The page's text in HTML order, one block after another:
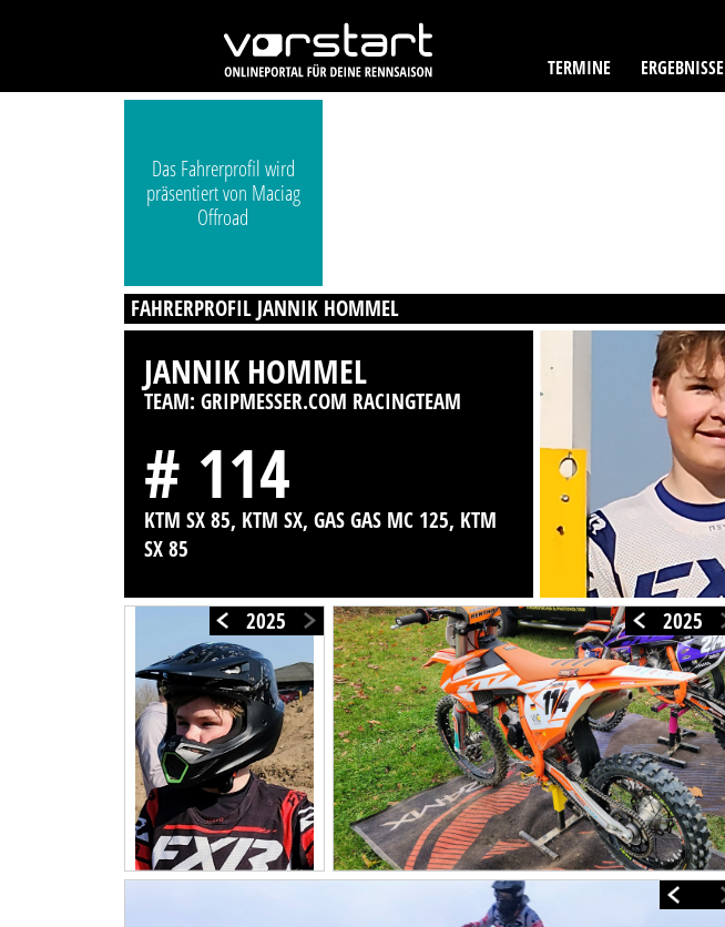
TERMINE ERGEBNISSE
Das Fahrerprofil wird
präsentiert von Maciag
Offroad
FAHRERPROFIL JANNIK HOMMEL
JANNIK HOMMEL
TEAM: GRIPMESSER.COM RACINGTEAM
# 114
KTM SX 85, KTM SX, GAS GAS MC 125, KTM
SX 85
2025 2025